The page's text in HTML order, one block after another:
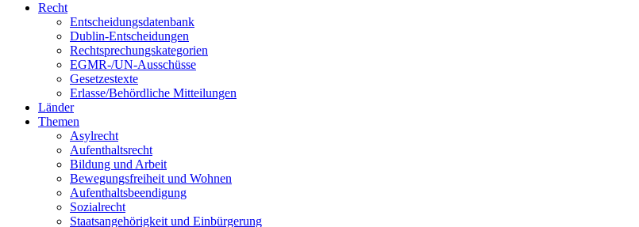
Recht
Entscheidungsdatenbank
Dublin-Entscheidungen
Rechtsprechungskategorien
EGMR-/UN-Ausschüsse
Gesetzestexte
Erlasse/Behördliche Mitteilungen
Länder
Themen
Asylrecht
Aufenthaltsrecht
Bildung und Arbeit
Bewegungsfreiheit und Wohnen
Aufenthaltsbeendigung
Sozialrecht
Staatsangehörigkeit und Einbürgerung